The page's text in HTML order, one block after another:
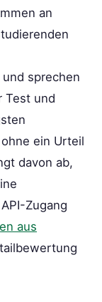
an
sprechen
Test und
ein Urteil
davon ab,
Zugang
aus